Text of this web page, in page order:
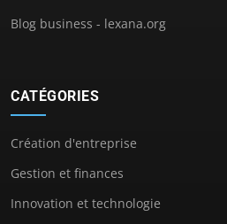
Blog business - lexana.org
CATÉGORIES
Création d'entreprise
Gestion et finances
Innovation et technologie